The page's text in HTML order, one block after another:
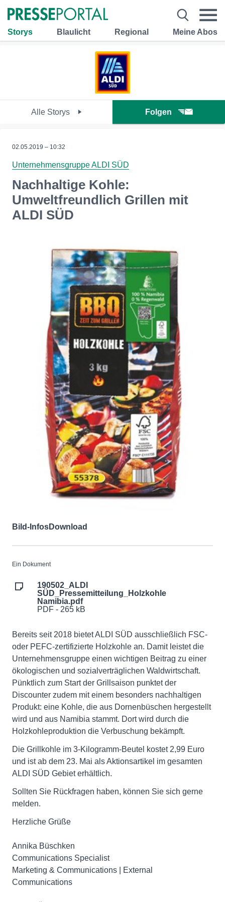
Storys Blaulicht Regional Meine Abos
Alle Storys Folgen
02.05.2019 – 10:32
Unternehmensgruppe ALDI SÜD
Nachhaltige Kohle:
Umweltfreundlich Grillen mit
ALDI SÜD
Bild-InfosDownload
Ein Dokument
190502_ALDI
SÜD_Pressemitteilung_Holzkohle
Namibia.pdf
PDF - 265 kB
Bereits seit 2018 bietet ALDI SÜD ausschließlich FSC-
oder PEFC-zertifizierte Holzkohle an. Damit leistet die
Unternehmensgruppe einen wichtigen Beitrag zu einer
ökologischen und sozialverträglichen Waldwirtschaft.
Pünktlich zum Start der Grillsaison punktet der
Discounter zudem mit einem besonders nachhaltigen
Produkt: eine Kohle, die aus Dornenbüschen hergestellt
wird und aus Namibia stammt. Dort wird durch die
Holzkohleproduktion die Verbuschung bekämpft.
Die Grillkohle im 3-Kilogramm-Beutel kostet 2,99 Euro
und ist ab dem 23. Mai als Aktionsartikel im gesamten
ALDI SÜD Gebiet erhältlich.
Sollten Sie Rückfragen haben, können Sie sich gerne
melden.
Herzliche Grüße
Annika Büschken
Communications Specialist
Marketing & Communications | External
Communications